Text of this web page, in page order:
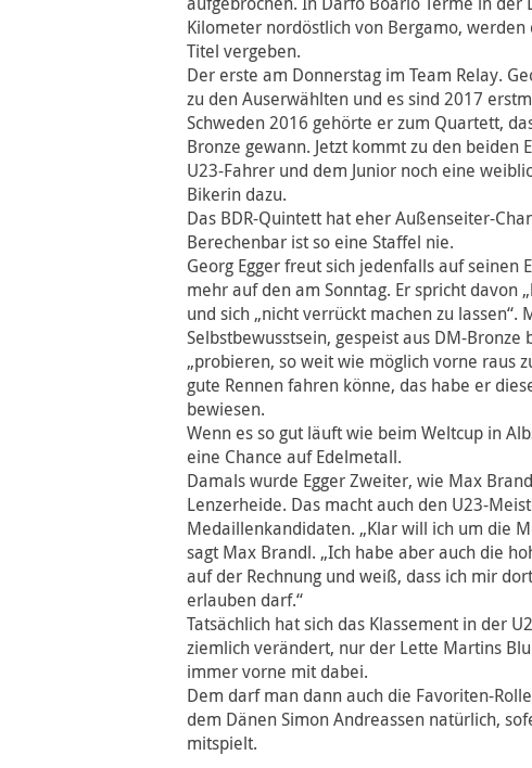
Kilometer nordöstlich von Bergamo,
Titel vergeben.
Der erste am Donnerstag im Team Relay.
zu den Auserwählten und es sind 2017
Schweden 2016 gehörte er zum Quartett,
Bronze gewann. Jetzt kommt zu den beiden
U23-Fahrer und dem Junior noch eine
Bikerin dazu.
Das BDR-Quintett hat eher Außenseiter-
Berechenbar ist so eine Staffel nie.
Georg Egger freut sich jedenfalls auf seinen
mehr auf den am Sonntag. Er spricht davon
und sich „nicht verrückt machen zu lassen“.
Selbstbewusstsein, gespeist aus DM-Bronze
„probieren, so weit wie möglich vorne raus
gute Rennen fahren könne, das habe er
bewiesen.
Wenn es so gut läuft wie beim Weltcup in
eine Chance auf Edelmetall.
Damals wurde Egger Zweiter, wie Max
Lenzerheide. Das macht auch den U23-
Medaillenkandidaten. „Klar will ich um die
sagt Max Brandl. „Ich habe aber auch die
auf der Rechnung und weiß, dass ich mir
erlauben darf.“
Tatsächlich hat sich das Klassement in der
ziemlich verändert, nur der Lette Martins
immer vorne mit dabei.
Dem darf man dann auch die Favoriten-
dem Dänen Simon Andreassen natürlich,
mitspielt.